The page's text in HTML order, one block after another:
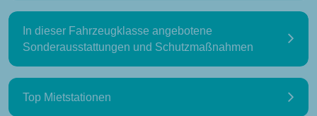
In dieser Fahrzeugklasse angebotene
Sonderausstattungen und Schutzmaßnahmen
Top Mietstationen